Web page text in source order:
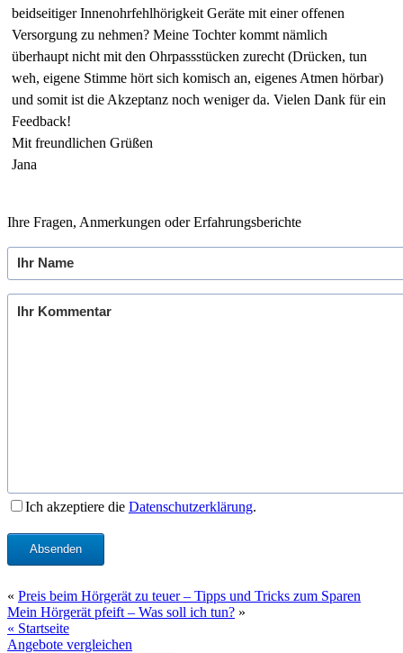
beidseitiger Innenohrfehlhörigkeit Geräte mit einer offenen
Versorgung zu nehmen? Meine Tochter kommt nämlich
überhaupt nicht mit den Ohrpassstücken zurecht (Drücken, tun
weh, eigene Stimme hört sich komisch an, eigenes Atmen hörbar)
und somit ist die Akzeptanz noch weniger da. Vielen Dank für ein
Feedback!
Mit freundlichen Grüßen
Jana
Ihre Fragen, Anmerkungen oder Erfahrungsberichte
Ich akzeptiere die Datenschutzerklärung.
Absenden
« Preis beim Hörgerät zu teuer – Tipps und Tricks zum Sparen
Mein Hörgerät pfeift – Was soll ich tun? »
« Startseite
Angebote vergleichen